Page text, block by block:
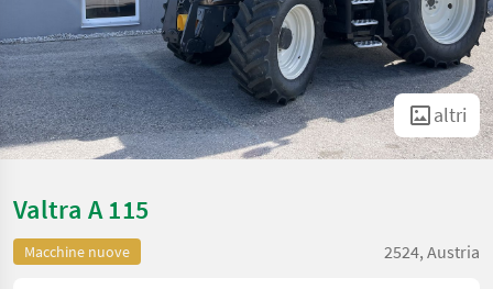
altri
Valtra A 115
Macchine nuove 2524, Austria